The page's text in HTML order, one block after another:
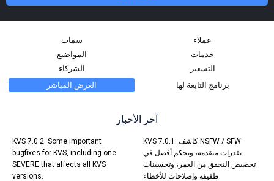
سمات
عملاء
المواضيع
خدمات
الشركاء
التسعير
العرض المباشر
برنامج التابعة لها
آخر الأخبار
KVS 7.0.2: Some important
bugfixes for KVS, including one
SEVERE that affects all KVS
versions.
KVS 7.0.1: كاشف NSFW / SFW
بقدرات متقدمة، وتحكم أفضل في
تخصيص التحقق من العمر، وتحسينات
طفيفة وإصلاحات للأخطاء.